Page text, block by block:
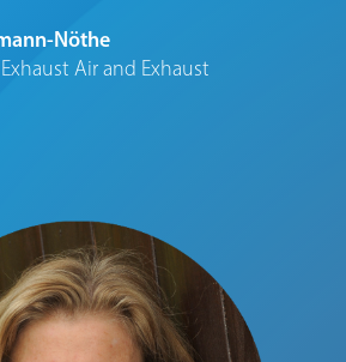
Nöthe
Air and Exhaust